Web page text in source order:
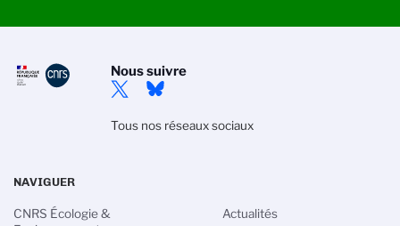
Nous suivre
Tous nos réseaux sociaux
NAVIGUER
CNRS Écologie &
Actualités